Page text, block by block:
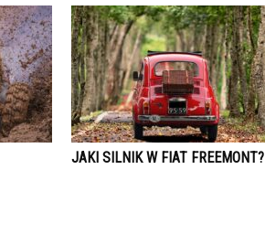
JAKI SILNIK W FIAT FREEMONT?